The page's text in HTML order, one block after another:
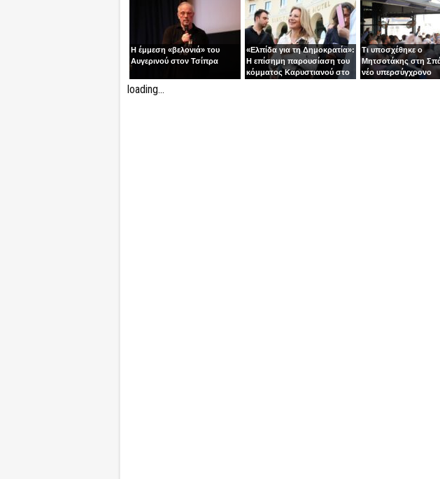
Η έμμεση «βελονιά» του
Αυγερινού στον Τσίπρα
«Ελπίδα για τη Δημοκρατία»:
Η επίσημη παρουσίαση του
κόμματος Καρυστιανού στο
Τι υποσχέθηκε ο
Μητσοτάκης στη
νέο υπερσύγχρονο
loading...